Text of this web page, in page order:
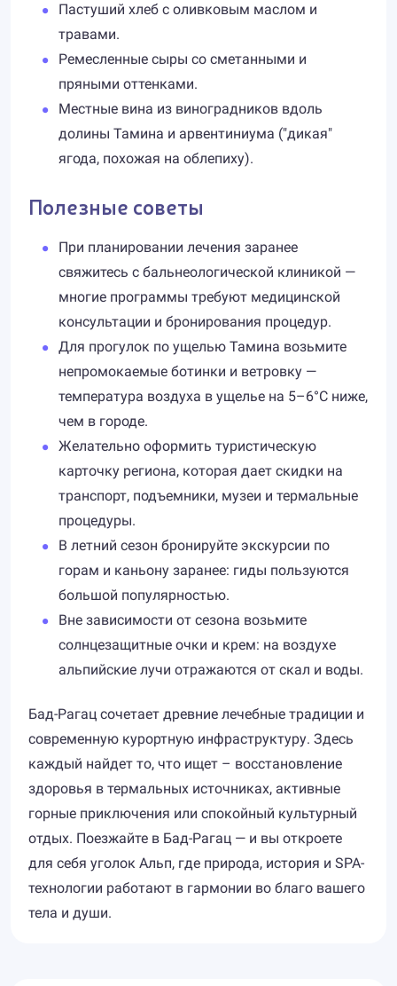
Пастуший хлеб с оливковым маслом и
травами.
Ремесленные сыры со сметанными и
пряными оттенками.
Местные вина из виноградников вдоль
долины Тамина и арвентиниума ("дикая"
ягода, похожая на облепиху).
Полезные советы
При планировании лечения заранее
свяжитесь с бальнеологической клиникой —
многие программы требуют медицинской
консультации и бронирования процедур.
Для прогулок по ущелью Тамина возьмите
непромокаемые ботинки и ветровку —
температура воздуха в ущелье на 5–6°C ниже,
чем в городе.
Желательно оформить туристическую
карточку региона, которая дает скидки на
транспорт, подъемники, музеи и термальные
процедуры.
В летний сезон бронируйте экскурсии по
горам и каньону заранее: гиды пользуются
большой популярностью.
Вне зависимости от сезона возьмите
солнцезащитные очки и крем: на воздухе
альпийские лучи отражаются от скал и воды.
Бад-Рагац сочетает древние лечебные традиции и
современную курортную инфраструктуру. Здесь
каждый найдет то, что ищет – восстановление
здоровья в термальных источниках, активные
горные приключения или спокойный культурный
отдых. Поезжайте в Бад-Рагац — и вы откроете
для себя уголок Альп, где природа, история и SPA-
технологии работают в гармонии во благо вашего
тела и души.